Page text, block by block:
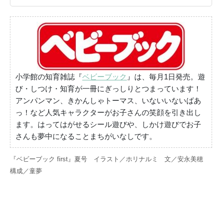
小学館の知育雑誌『ベビーブック 』は、毎月1日発売。遊
び・しつけ・知育が一冊にぎっしりとつまっています！
アンパンマン、きかんしゃトーマス、いないいないばあ
っ！など人気キャラクターがお子さんの笑顔を引き出し
ます。はってはがせるシール遊びや、しかけ遊びでお子
さんも夢中になることまちがいなしです。
『ベビーブック first』夏号 イラスト／ホリナルミ 文／安永美穂
構成／童夢